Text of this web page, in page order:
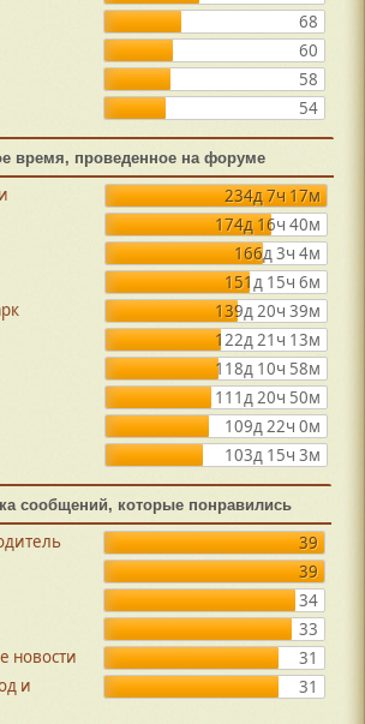
68
60
58
54
время, проведенное на форуме
234д 7ч 17м
174д 16ч 40м
166д 3ч 4м
151д 15ч 6м
139д 20ч 39м
122д 21ч 13м
118д 10ч 58м
111д 20ч 50м
109д 22ч 0м
103д 15ч 3м
сообщений, которые понравились
39
39
34
33
новости
31
и
31